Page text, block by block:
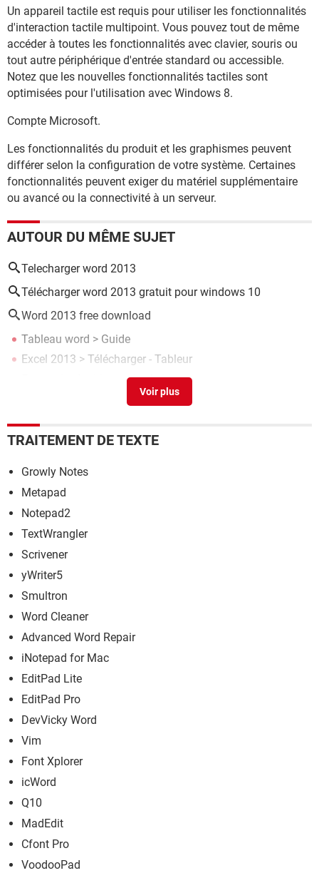
Un appareil tactile est requis pour utiliser les fonctionnalités
d'interaction tactile multipoint. Vous pouvez tout de même
accéder à toutes les fonctionnalités avec clavier, souris ou
tout autre périphérique d'entrée standard ou accessible.
Notez que les nouvelles fonctionnalités tactiles sont
optimisées pour l'utilisation avec Windows 8.
Compte Microsoft.
Les fonctionnalités du produit et les graphismes peuvent
différer selon la configuration de votre système. Certaines
fonctionnalités peuvent exiger du matériel supplémentaire
ou avancé ou la connectivité à un serveur.
AUTOUR DU MÊME SUJET
Telecharger word 2013
Télécharger word 2013 gratuit pour windows 10
Word 2013 free download
Tableau word > Guide
Excel 2013 > Télécharger - Tableur
Espace insécable word> Guide
> Télécharger - Présentation
TRAITEMENT DE TEXTE
Growly Notes
Metapad
Notepad2
TextWrangler
Scrivener
yWriter5
Smultron
Word Cleaner
Advanced Word Repair
iNotepad for Mac
EditPad Lite
EditPad Pro
DevVicky Word
Vim
Font Xplorer
icWord
Q10
MadEdit
Cfont Pro
VoodooPad